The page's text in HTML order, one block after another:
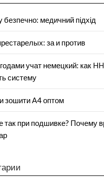
медичний підхід
за и против
учат немецкий: как
систему
зошити А4 оптом
так при подшивке? Почему